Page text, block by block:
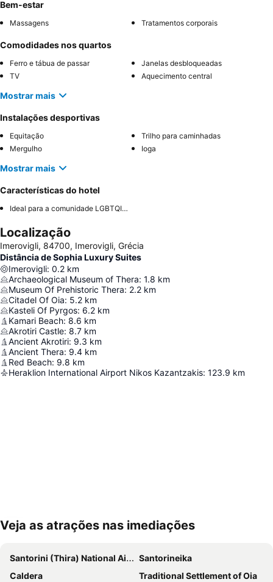
Bem-estar
Massagens Tratamentos corporais
Comodidades nos quartos
Ferro e tábua de passar
Janelas desbloqueadas
TV
Aquecimento central
Mostrar mais
Instalações desportivas
Equitação
Trilho para caminhadas
Mergulho
Ioga
Mostrar mais
Características do hotel
Ideal para a comunidade LGBTQIA+
Localização
Imerovigli, 84700, Imerovigli, Grécia
Distância de Sophia Luxury Suites
Imerovigli: 0.2 km
Archaeological Museum of Thera: 1.8 km
Museum Of Prehistoric Thera: 2.2 km
Citadel Of Oia: 5.2 km
Kasteli Of Pyrgos: 6.2 km
Kamari Beach: 8.6 km
Akrotiri Castle: 8.7 km
Ancient Akrotiri: 9.3 km
Ancient Thera: 9.4 km
Red Beach: 9.8 km
Heraklion International Airport Nikos Kazantzakis: 123.9 km
Ampliar mapa
Veja as atrações nas imediações
Santorini (Thira) National Airport
Santorineika
Caldera
Traditional Settlement of Oia